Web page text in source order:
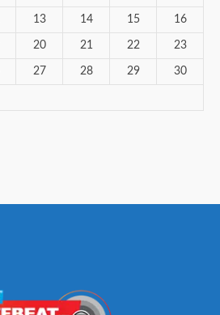
13 14 15 16
20 21 22 23
27 28 29 30